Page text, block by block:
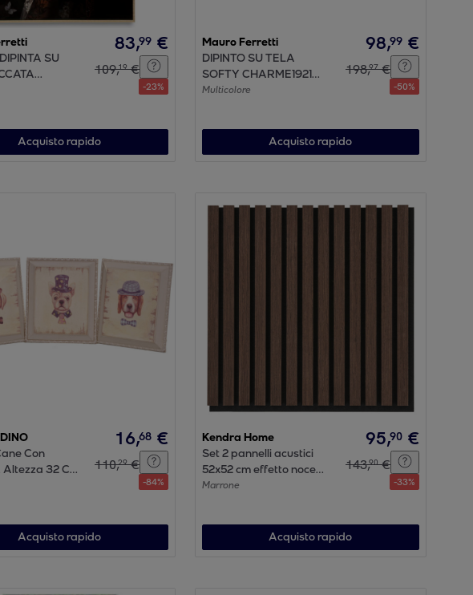
SU
CORNICE -
83,99 €
109,19 €
-23%
Acquisto rapido
Mauro Ferretti
DIPINTO SU TELA
SOFTY CHARME1921
MULTICOLORE
Multicolore
98,99 €
198,97 €
-50%
Acquisto rapido
Con
32 Cm
-
16,68 €
110,29 €
-84%
Acquisto rapido
Kendra Home
Set 2 pannelli acustici
52x52 cm effetto noce
scuro
Marrone
95,90 €
143,90 €
-33%
Acquisto rapido